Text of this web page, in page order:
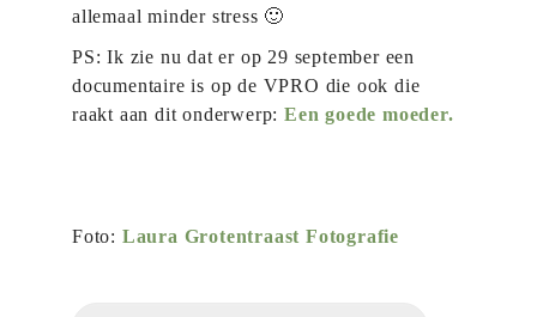
allemaal minder stress 🙂
PS: Ik zie nu dat er op 29 september een
documentaire is op de VPRO die ook die
raakt aan dit onderwerp:Een goede moeder.
Foto: Laura Grotentraast Fotografie